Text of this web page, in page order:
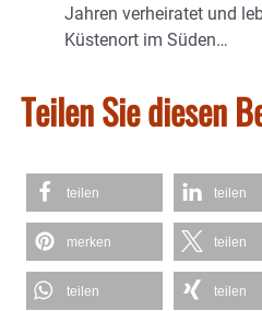
Jahren verheiratet und
Küstenort im Süden…
Teilen Sie diesen
teilen teilen
merken teilen
teilen teilen